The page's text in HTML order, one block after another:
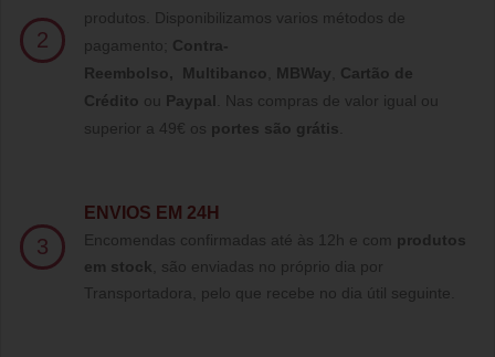
2
produtos. Disponibilizamos varios métodos de
pagamento; Contra-
Reembolso, Multibanco MBWay
Cartão de
Crédito ou Paypal
Nas compras de valor igual ou
superior a 49€ os portes são grátis
3
ENVIOS EM 24H
Encomendas confirmadas até às 12h e com produtos
em stock , são enviadas no próprio dia por
Transportadora, pelo que recebe no dia útil seguinte.